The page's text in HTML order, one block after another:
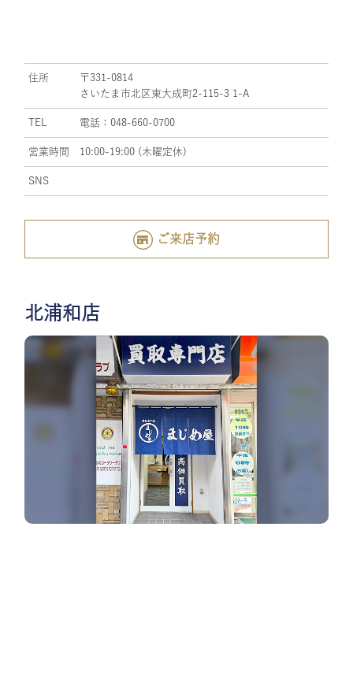
住所
〒331-0814
さいたま市北区東大成町2-115-3 1-A
TEL 電話：048-660-0700
営業時間 10:00-19:00 (木曜定休)
SNS
ご来店予約
北浦和店